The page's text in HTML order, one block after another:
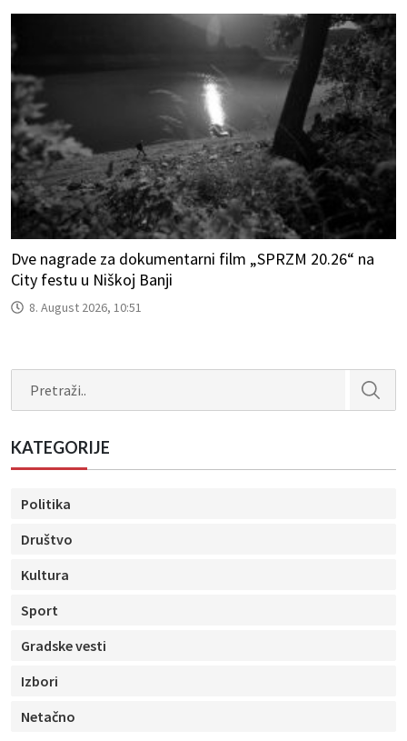
Dve nagrade za dokumentarni film „SPRZM 20.26“ na
City festu u Niškoj Banji
8. August 2026, 10:51
KATEGORIJE
Politika
Društvo
Kultura
Sport
Gradske vesti
Izbori
Netačno